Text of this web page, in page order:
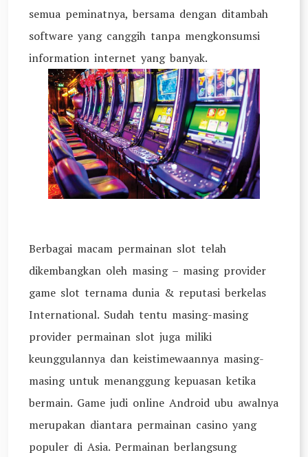
semua peminatnya, bersama dengan ditambah
software yang canggih tanpa mengkonsumsi
information internet yang banyak.
Berbagai macam permainan slot telah
dikembangkan oleh masing – masing provider
game slot ternama dunia & reputasi berkelas
International. Sudah tentu masing-masing
provider permainan slot juga miliki
keunggulannya dan keistimewaannya masing-
masing untuk menanggung kepuasan ketika
bermain. Game judi online Android ubu awalnya
merupakan diantara permainan casino yang
populer di Asia. Permainan berlangsung